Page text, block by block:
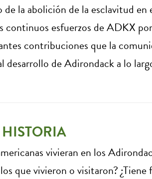
la abolición de la esclavitud en
continuos esfuerzos de ADKX
contribuciones que la
desarrollo de Adirondack a lo
vivieran en los
que vivieron o visitaron?